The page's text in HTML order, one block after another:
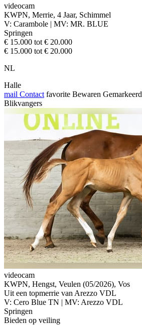
videocam
KWPN, Merrie, 4 Jaar, Schimmel
V: Carambole | MV: MR. BLUE
Springen
€ 15.000 tot € 20.000
€ 15.000 tot € 20.000
NL
Halle
mail Contact favorite Bewaren Gemarkeerd
Blikvangers
videocam
KWPN, Hengst, Veulen (05/2026), Vos
Uit een topmerrie van Arezzo VDL
V: Cero Blue TN | MV: Arezzo VDL
Springen
Bieden op veiling